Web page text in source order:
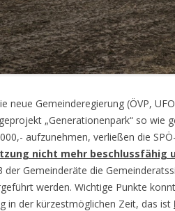
neue Gemeinderegierung (ÖVP,
„Generationenpark“ so wie
aufzunehmen, verließen die
nicht mehr beschlussfähig
der Gemeinderäte die
werden. Wichtige Punkte
in der kürzestmöglichen Zeit, das ist